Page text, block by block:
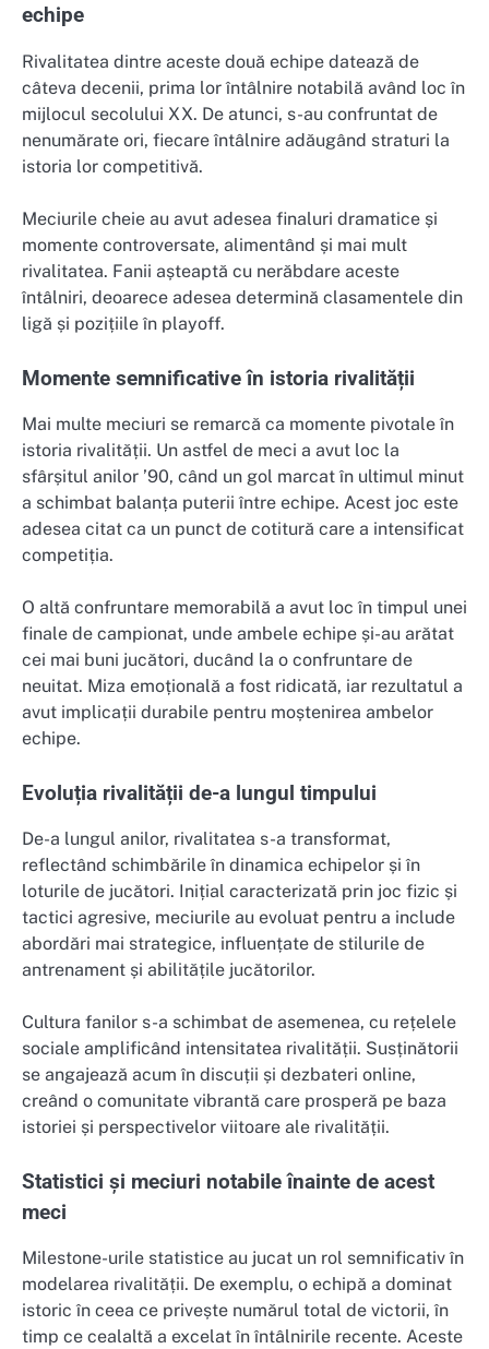
echipe
Rivalitatea dintre aceste două echipe datează de
câteva decenii, prima lor întâlnire notabilă având loc în
mijlocul secolului XX. De atunci, s-au confruntat de
nenumărate ori, fiecare întâlnire adăugând straturi la
istoria lor competitivă.
Meciurile cheie au avut adesea finaluri dramatice și
momente controversate, alimentând și mai mult
rivalitatea. Fanii așteaptă cu nerăbdare aceste
întâlniri, deoarece adesea determină clasamentele din
ligă și pozițiile în playoff.
Momente semnificative în istoria rivalității
Mai multe meciuri se remarcă ca momente pivotale în
istoria rivalității. Un astfel de meci a avut loc la
sfârșitul anilor ’90, când un gol marcat în ultimul minut
a schimbat balanța puterii între echipe. Acest joc este
adesea citat ca un punct de cotitură care a intensificat
competiția.
O altă confruntare memorabilă a avut loc în timpul unei
finale de campionat, unde ambele echipe și-au arătat
cei mai buni jucători, ducând la o confruntare de
neuitat. Miza emoțională a fost ridicată, iar rezultatul a
avut implicații durabile pentru moștenirea ambelor
echipe.
Evoluția rivalității de-a lungul timpului
De-a lungul anilor, rivalitatea s-a transformat,
reflectând schimbările în dinamica echipelor și în
loturile de jucători. Inițial caracterizată prin joc fizic și
tactici agresive, meciurile au evoluat pentru a include
abordări mai strategice, influențate de stilurile de
antrenament și abilitățile jucătorilor.
Cultura fanilor s-a schimbat de asemenea, cu rețelele
sociale amplificând intensitatea rivalității. Susținătorii
se angajează acum în discuții și dezbateri online,
creând o comunitate vibrantă care prosperă pe baza
istoriei și perspectivelor viitoare ale rivalității.
Statistici și meciuri notabile înainte de acest
meci
Milestone-urile statistice au jucat un rol semnificativ în
modelarea rivalității. De exemplu, o echipă a dominat
istoric în ceea ce privește numărul total de victorii, în
timp ce cealaltă a excelat în întâlnirile recente. Aceste